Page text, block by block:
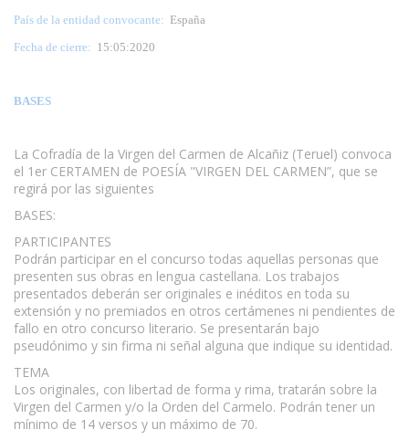
País de la entidad convocante: España
Fecha de cierre: 15:05:2020
BASES
La Cofradía de la Virgen del Carmen de Alcañiz (Teruel) convoca
el 1er CERTAMEN de POESÍA "VIRGEN DEL CARMEN”, que se
regirá por las siguientes
BASES:
PARTICIPANTES
Podrán participar en el concurso todas aquellas personas que
presenten sus obras en lengua castellana. Los trabajos
presentados deberán ser originales e inéditos en toda su
extensión y no premiados en otros certámenes ni pendientes de
fallo en otro concurso literario. Se presentarán bajo
pseudónimo y sin firma ni señal alguna que indique su identidad.
TEMA
Los originales, con libertad de forma y rima, tratarán sobre la
Virgen del Carmen y/o la Orden del Carmelo. Podrán tener un
mínimo de 14 versos y un máximo de 70.